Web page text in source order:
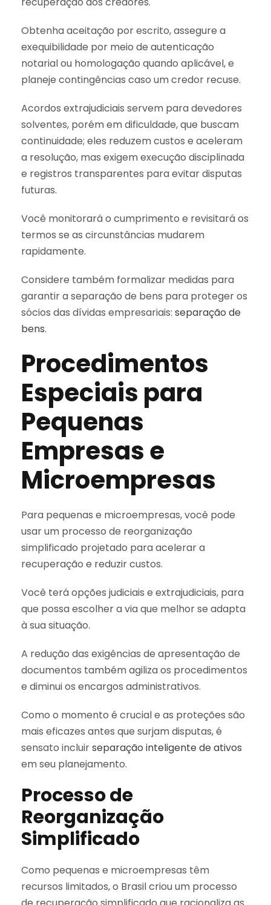
Obtenha aceitação por escrito, assegure a
exequibilidade por meio de autenticação
notarial ou homologação quando aplicável, e
planeje contingências caso um credor recuse.
Acordos extrajudiciais servem para devedores
solventes, porém em dificuldade, que buscam
continuidade; eles reduzem custos e aceleram
a resolução, mas exigem execução disciplinada
e registros transparentes para evitar disputas
futuras.
Você monitorará o cumprimento e revisitará os
termos se as circunstâncias mudarem
rapidamente.
Considere também formalizar medidas para
garantir a separação de bens para proteger os
sócios das dívidas empresariais: separação de
bens.
Procedimentos
Especiais para
Pequenas
Empresas e
Microempresas
Para pequenas e microempresas, você pode
usar um processo de reorganização
simplificado projetado para acelerar a
recuperação e reduzir custos.
Você terá opções judiciais e extrajudiciais, para
que possa escolher a via que melhor se adapta
à sua situação.
A redução das exigências de apresentação de
documentos também agiliza os procedimentos
e diminui os encargos administrativos.
Como o momento é crucial e as proteções são
mais eficazes antes que surjam disputas, é
sensato incluirseparação inteligente de ativos
em seu planejamento.
Processo de
Reorganização
Simplificado
Como pequenas e microempresas têm
recursos limitados, o Brasil criou um processo